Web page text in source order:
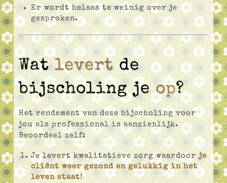
Er wordt helaas te weinig over je
gesproken.
Watlevert de
bijscholing jeop?
Het rendement van deze bijscholing voor
jou als professional is aanzienlijk.
Beoordeel zelf:
Je levert kwalitatieve zorg waardoorje
cliënt weer gezond en gelukkig in het
leven staat!